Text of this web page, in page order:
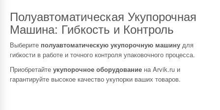
Полуавтоматическая Укупорочная
Машина: Гибкость и Контроль
Выберите полуавтоматическую укупорочную машину для
гибкости в работе и точного контроля упаковочного процесса.
Приобретайте укупорочное оборудование на Arvik.ru и
гарантируйте высокое качество укупорки ваших товаров.